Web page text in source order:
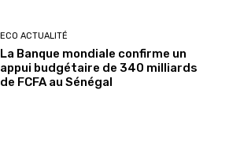
ECO ACTUALITÉ
La Banque mondiale confirme un
appui budgétaire de 340 milliards
de FCFA au Sénégal